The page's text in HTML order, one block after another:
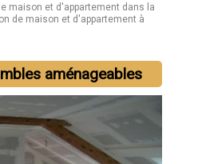
maison et d'appartement dans la
de maison et d'appartement à
aménageables